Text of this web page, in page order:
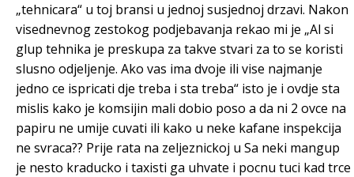
„tehnicara“ u toj bransi u jednoj susjednoj drzavi. Nakon
visednevnog zestokog podjebavanja rekao mi je „Al si
glup tehnika je preskupa za takve stvari za to se koristi
slusno odjeljenje. Ako vas ima dvoje ili vise najmanje
jedno ce ispricati dje treba i sta treba“ isto je i ovdje sta
mislis kako je komsijin mali dobio poso a da ni 2 ovce na
papiru ne umije cuvati ili kako u neke kafane inspekcija
ne svraca?? Prije rata na zeljeznickoj u Sa neki mangup
je nesto kraducko i taxisti ga uhvate i pocnu tuci kad trce